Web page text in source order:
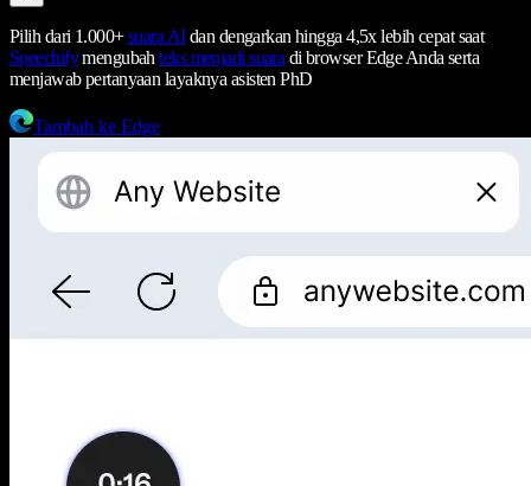
Pilih dari 1.000+suara AIdan dengarkan hingga 4,5x lebih cepat saat
Speechifymengubahteks menjadi suara di browser Edge Anda serta
menjawab pertanyaan layaknya asisten PhD
Tambah ke Edge